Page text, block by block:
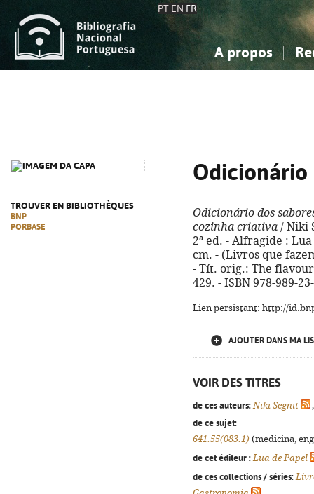
PT EN FR
A propos
TROUVER EN BIBLIOTHÈQUES
BNP
PORBASE
Odicionário
Odicionário dos
cozinha criativa / Niki
2ª ed. - Alfragide :
cm. - (Livros que
- Tít. orig.: The
429. - ISBN 978-989-
Lien persistant: http://
AJOUTER DANS MA
VOIR DES TITRES
de ces auteurs: Niki Segnit
de ce sujet:
641.55(083.1) (medicina,
de cet éditeur : Lua de Papel
de ces collections / séries: